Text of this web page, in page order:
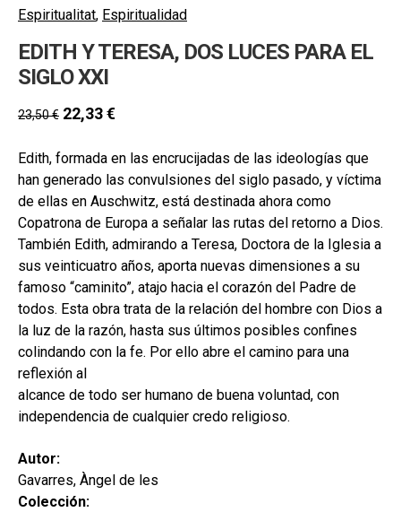
hijo
el
BLOG
CONTACTO
BUSCAR
CAT
ESP
Espiritualitat, Espiritualidad
EDITH Y TERESA, DOS LUCES PARA EL
SIGLO XXI
23,50€ 22,33€
Edith, formada en las encrucijadas de las ideologías que
han generado las convulsiones del siglo pasado, y víctima
de ellas en Auschwitz, está destinada ahora como
Copatrona de Europa a señalar las rutas del retorno a Dios.
También Edith, admirando a Teresa, Doctora de la Iglesia a
sus veinticuatro años, aporta nuevas dimensiones a su
famoso “caminito”, atajo hacia el corazón del Padre de
todos. Esta obra trata de la relación del hombre con Dios a
la luz de la razón, hasta sus últimos posibles confines
colindando con la fe. Por ello abre el camino para una
reflexión al
alcance de todo ser humano de buena voluntad, con
independencia de cualquier credo religioso.
Autor:
Gavarres, Àngel de les
Colección: